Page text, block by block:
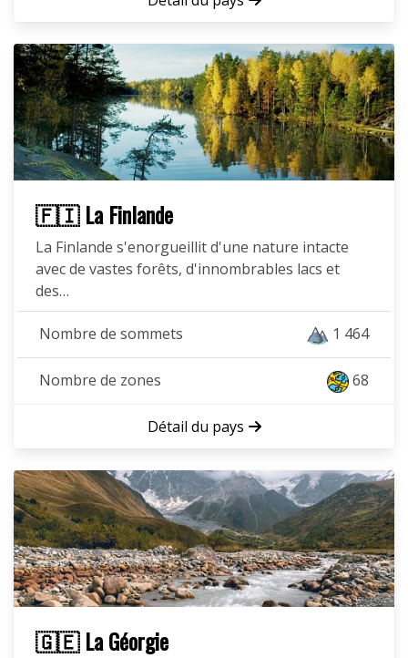
🇫🇮 La Finlande
La Finlande s'enorgueillit d'une nature intacte
avec de vastes forêts, d'innombrables lacs et
des…
Nombre de sommets 1 464
Nombre de zones 68
Détail du pays
🇬🇪 La Géorgie